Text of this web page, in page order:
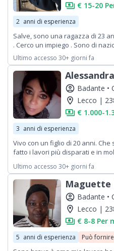
payments € 15-20
2 anni di esperienza
Salve, sono una ragazza di 23
. Cerco un impiego . Sono di
Ultimo accesso 30+ giorni fa
Alessandra
account_circle Badante •
location_on Lecco |
payments € 1.000-
3 anni di esperienza
Vivo con un figlio di 20 anni.
fatto i lavori più disparati e in
Ultimo accesso 30+ giorni fa
Maguette
account_circle Badante •
location_on Lecco |
payments € 8-8 Per
5 anni di esperienza Può